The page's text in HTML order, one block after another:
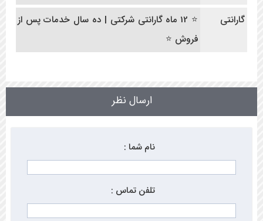
گارانتی
⭐ 12 ماه گارانتی شرکتی | ده سال خدمات پس از
فروش ⭐
ارسال نظر
نام شما :
تلفن تماس :